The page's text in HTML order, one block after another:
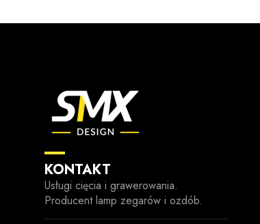
KONTAKT
Usługi cięcia i grawerowania.
Producent lamp zegarów i ozdób.